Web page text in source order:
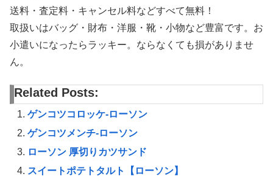
送料・査定料・キャンセル料などすべて無料！
取扱いはバッグ・財布・洋服・靴・小物など豊富です。お
小遣いになったらラッキー。ならなくても損がありませ
ん。
Related Posts:
ゲンコツコロッケ-ローソン
ゲンコツメンチ-ローソン
ローソン 厚切りカツサンド
スイートポテトタルト【ローソン】